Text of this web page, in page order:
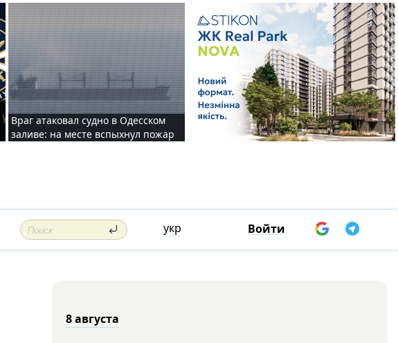
Враг атаковал судно в Одесском
заливе: на месте вспыхнул пожар
укр Войти
8 августа